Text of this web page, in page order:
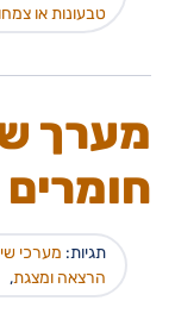
טבעונות או
מערך
תגיות: מערכי
הרצאה ומצגת,